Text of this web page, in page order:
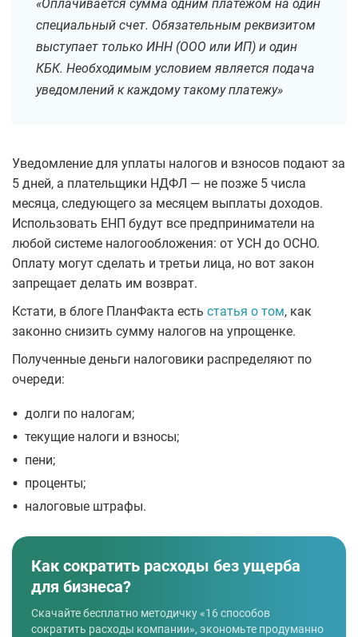
«Оплачивается сумма одним платежом на один
специальный счет. Обязательным реквизитом
выступает только ИНН (ООО или ИП) и один
КБК. Необходимым условием является подача
уведомлений к каждому такому платежу»
Уведомление для уплаты налогов и взносов подают за
5 дней, а плательщики НДФЛ — не позже 5 числа
месяца, следующего за месяцем выплаты доходов.
Использовать ЕНП будут все предприниматели на
любой системе налогообложения: от УСН до ОСНО.
Оплату могут сделать и третьи лица, но вот закон
запрещает делать им возврат.
Кстати, в блоге ПланФакта есть статья о том, как
законно снизить сумму налогов на упрощенке.
Полученные деньги налоговики распределяют по
очереди:
• долги по налогам;
• текущие налоги и взносы;
• пени;
• проценты;
• налоговые штрафы.
Как сократить расходы без ущерба
для бизнеса?
Скачайте бесплатно методичку «16 способов
сократить расходы компании», экономьте продуманно